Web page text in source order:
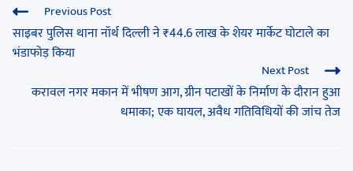
Previous Post
साइबर पुलिस थाना नॉर्थ दिल्ली ने ₹44.6 लाख के शेयर मार्केट घोटाले का
भंडाफोड़ किया
Next Post
करावल नगर मकान में भीषण आग, ग्रीन पटाखों के निर्माण के दौरान हुआ
धमाका; एक घायल, अवैध गतिविधियों की जांच तेज